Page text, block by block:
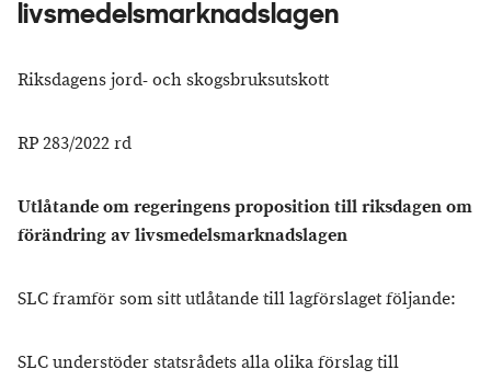
livsmedelsmarknadslagen
Riksdagens jord- och skogsbruksutskott
RP 283/2022 rd
Utlåtande om regeringens proposition till riksdagen om
förändring av livsmedelsmarknadslagen
SLC framför som sitt utlåtande till lagförslaget följande:
SLC understöder statsrådets alla olika förslag till